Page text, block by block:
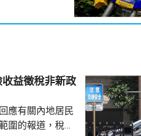
益徵稅非新政
應有關內地居民
圍的報道，稅務